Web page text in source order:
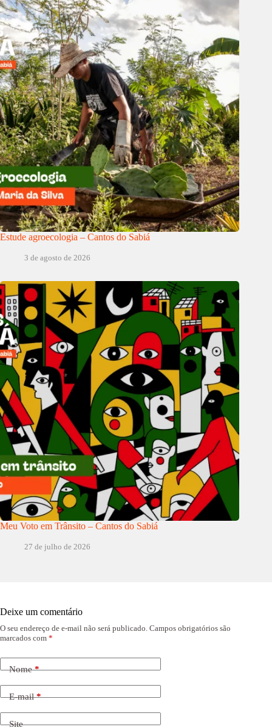
Estude agroecologia – Cantos do Sabiá
3 de agosto de 2026
Meu Voto em Trânsito – Cantos do Sabiá
27 de julho de 2026
Deixe um comentário
O seu endereço de e-mail não será publicado. Campos obrigatórios são
marcados com *
Nome*
E-mail*
Site